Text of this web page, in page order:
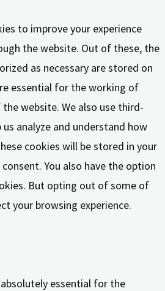
to improve your experience
the website. Out of these, the
as necessary are stored on
essential for the working of
website. We also use third-
analyze and understand how
cookies will be stored in your
You also have the option
But opting out of some of
your browsing experience.
essential for the